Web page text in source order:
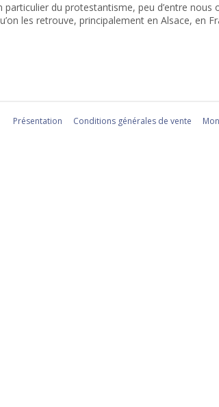
particulier du protestantisme, peu d’entre
les retrouve, principalement en Alsace,
Présentation Conditions générales de vente